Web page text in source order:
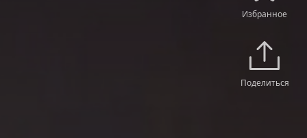
Избранное
Поделиться